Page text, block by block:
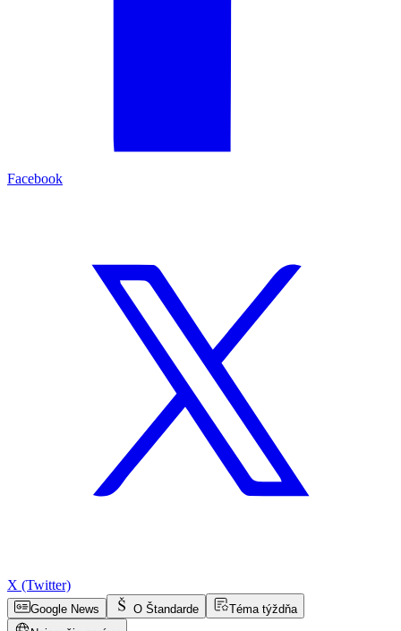
Facebook
X (Twitter)
Google News O Štandarde
Téma týždňa